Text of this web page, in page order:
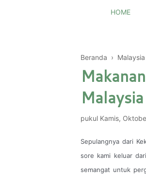
HOME
Beranda › Malaysia
Malaysia
pukul Kamis,
Sepulangnya dari
sore kami keluar
semangat untuk